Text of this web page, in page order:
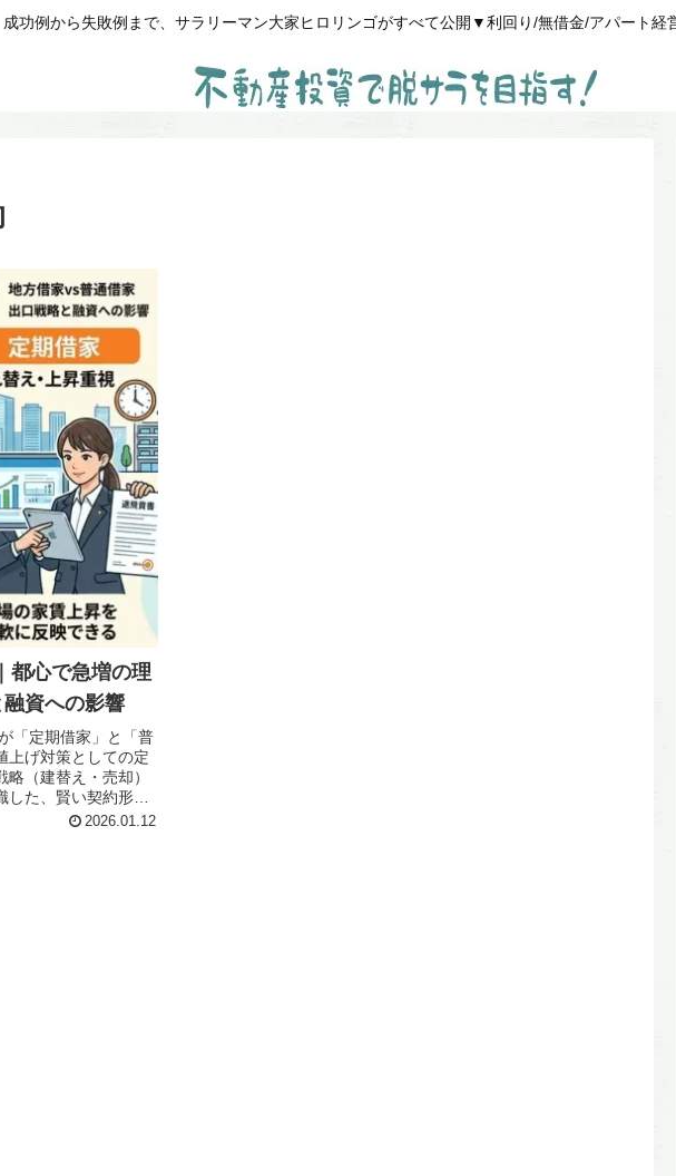
功例から失敗例まで、サラリーマン大家ヒロリンゴがすべて公開▼利回り/無借金/アパート
都心で急増の理
資への影響
「定期借家」と「普
上げ対策としての定
（建替え・売却）
た、賢い契約形態
2026.01.12